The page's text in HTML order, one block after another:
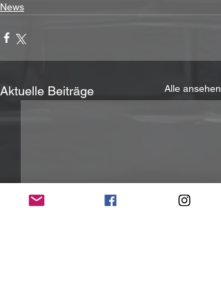
News
Aktuelle Beiträge Alle ansehen